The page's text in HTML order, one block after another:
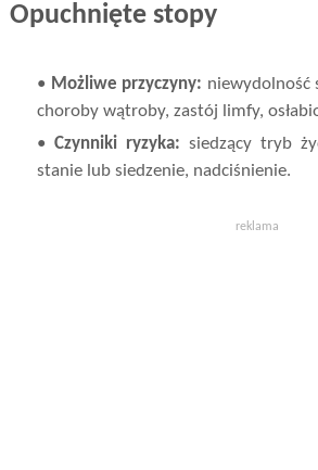
Opuchnięte stopy
• Możliwe przyczyny: niewydolność
choroby wątroby, zastój limfy,
•Czynniki ryzyka: siedzący tryb
stanie lub siedzenie, nadciśnienie.
reklama